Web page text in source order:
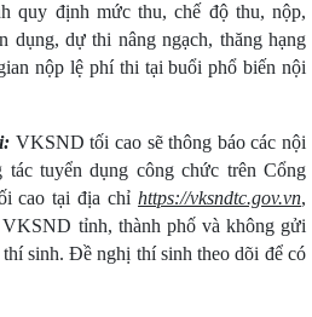
quy định mức thu, chế độ thu, nộp,
dụng, dự thi nâng ngạch, thăng hạng
nộp lệ phí thi tại buổi phổ biến nội
VKSND tối cao sẽ thông báo các nội
tác tuyển dụng công chức trên Cổng
cao tại địa chỉ https://vksndtc.gov.vn,
tỉnh, thành phố và không gửi
sinh. Đề nghị thí sinh theo dõi để có